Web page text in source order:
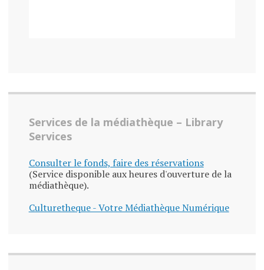
Services de la médiathèque – Library
Services
Consulter le fonds, faire des réservations
(Service disponible aux heures d'ouverture de la
médiathèque).
Culturetheque - Votre Médiathèque Numérique